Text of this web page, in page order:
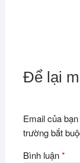
Để lại
Email của
trường bắt
Bình luận*